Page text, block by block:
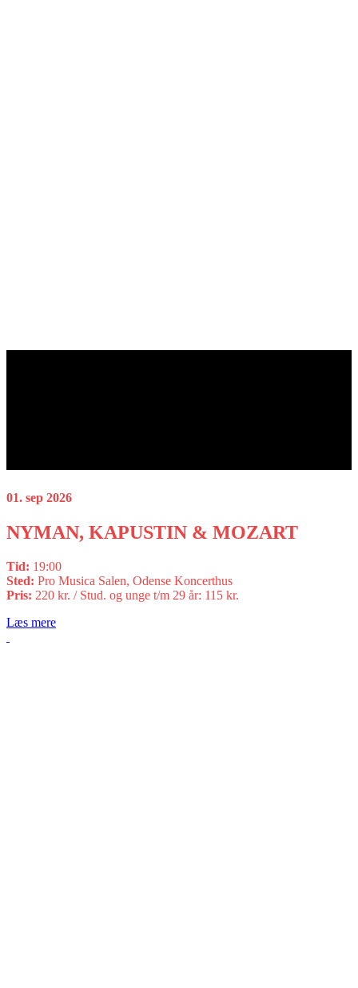
01. sep 2026
NYMAN, KAPUSTIN & MOZART
Tid: 19:00
Sted: Pro Musica Salen, Odense Koncerthus
Pris: 220 kr. / Stud. og unge t/m 29 år: 115 kr.
Læs mere